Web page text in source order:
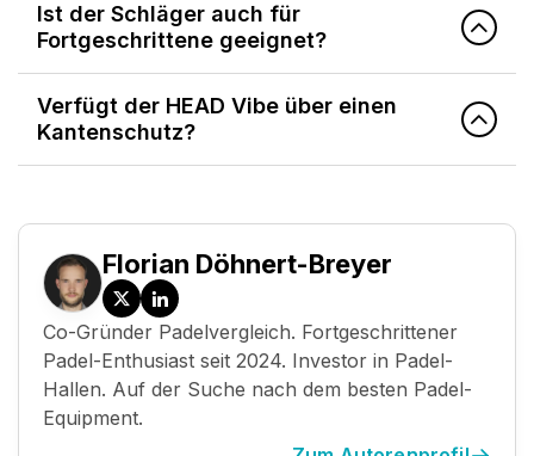
Ist der Schläger auch für
Fortgeschrittene geeignet?
Verfügt der HEAD Vibe über einen
Kantenschutz?
Florian Döhnert-Breyer
Twitter
/
X
LinkedIn
Co-Gründer Padelvergleich. Fortgeschrittener
Padel-Enthusiast seit 2024. Investor in Padel-
Hallen. Auf der Suche nach dem besten Padel-
Equipment.